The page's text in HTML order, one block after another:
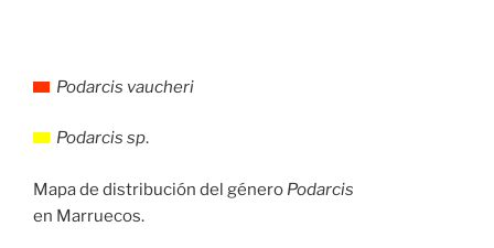
Podarcis vaucheri
Podarcis sp.
Mapa de distribución del género Podarcis
en Marruecos.